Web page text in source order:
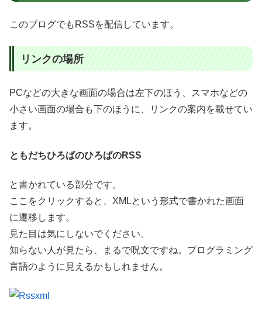
このブログでもRSSを配信しています。
リンクの場所
PCなどの大きな画面の場合は左下のほう、スマホなどの
小さい画面の場合も下のほうに、リンクの案内を載せてい
ます。
ともだちひろばのひろばのRSS
と書かれている部分です。
ここをクリックすると、XMLという形式で書かれた画面
に遷移します。
見た目は気にしないでください。
知らない人が見たら、まるで呪文ですね。プログラミング
言語のように見えるかもしれません。